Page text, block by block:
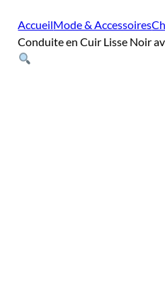
AccueilMode & Accessoires
Conduite en Cuir Lisse Noir